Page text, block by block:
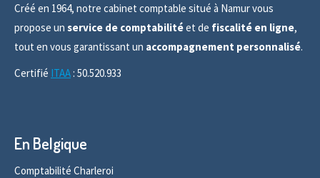
Créé en 1964, notre cabinet comptable situé à Namur vous
propose un service de comptabilitéet de fiscalité en ligne,
tout en vous garantissant un accompagnement personnalisé.
Certifié ITAA : 50.520.933
En Belgique
Comptabilité Charleroi